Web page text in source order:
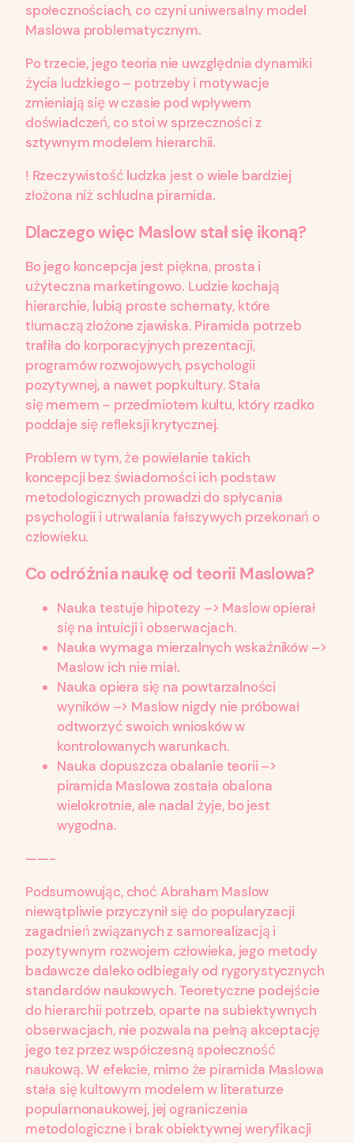
społecznościach, co czyni uniwersalny model
Maslowa problematycznym.
Po trzecie, jego teoria nie uwzględnia dynamiki
życia ludzkiego – potrzeby i motywacje
zmieniają się w czasie pod wpływem
doświadczeń, co stoi w sprzeczności z
sztywnym modelem hierarchii.
! Rzeczywistość ludzka jest o wiele bardziej
złożona niż schludna piramida.
Dlaczego więc Maslow stał się ikoną?
Bo jego koncepcja jest piękna, prosta i
użyteczna marketingowo. Ludzie kochają
hierarchie, lubią proste schematy, które
tłumaczą złożone zjawiska. Piramida potrzeb
trafiła do korporacyjnych prezentacji,
programów rozwojowych, psychologii
pozytywnej, a nawet popkultury. Stała
się memem – przedmiotem kultu, który rzadko
poddaje się refleksji krytycznej.
Problem w tym, że powielanie takich
koncepcji bez świadomości ich podstaw
metodologicznych prowadzi do spłycania
psychologii i utrwalania fałszywych przekonań o
człowieku.
Co odróżnia naukę od teorii Maslowa?
Nauka testuje hipotezy –> Maslow opierał
się na intuicji i obserwacjach.
Nauka wymaga mierzalnych wskaźników –>
Maslow ich nie miał.
Nauka opiera się na powtarzalności
wyników –> Maslow nigdy nie próbował
odtworzyć swoich wniosków w
kontrolowanych warunkach.
Nauka dopuszcza obalanie teorii –>
piramida Maslowa została obalona
wielokrotnie, ale nadal żyje, bo jest
wygodna.
——-
Podsumowując, choć Abraham Maslow
niewątpliwie przyczynił się do popularyzacji
zagadnień związanych z samorealizacją i
pozytywnym rozwojem człowieka, jego metody
badawcze daleko odbiegały od rygorystycznych
standardów naukowych. Teoretyczne podejście
do hierarchii potrzeb, oparte na subiektywnych
obserwacjach, nie pozwala na pełną akceptację
jego tez przez współczesną społeczność
naukową. W efekcie, mimo że piramida Maslowa
stała się kultowym modelem w literaturze
popularnonaukowej, jej ograniczenia
metodologiczne i brak obiektywnej weryfikacji